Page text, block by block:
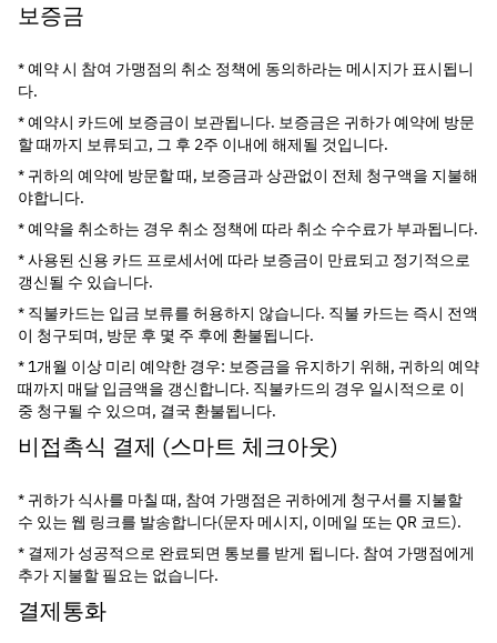
보증금
* 예약 시 참여 가맹점의 취소 정책에 동의하라는 메시지가 표시됩니
다.
* 예약시 카드에 보증금이 보관됩니다. 보증금은 귀하가 예약에 방문
할 때까지 보류되고, 그 후 2주 이내에 해제될 것입니다.
* 귀하의 예약에 방문할 때, 보증금과 상관없이 전체 청구액을 지불해
야합니다.
* 예약을 취소하는 경우 취소 정책에 따라 취소 수수료가 부과됩니다.
* 사용된 신용 카드 프로세서에 따라 보증금이 만료되고 정기적으로
갱신될 수 있습니다.
* 직불카드는 입금 보류를 허용하지 않습니다. 직불 카드는 즉시 전액
이 청구되며, 방문 후 몇 주 후에 환불됩니다.
* 1개월 이상 미리 예약한 경우: 보증금을 유지하기 위해, 귀하의 예약
때까지 매달 입금액을 갱신합니다. 직불카드의 경우 일시적으로 이
중 청구될 수 있으며, 결국 환불됩니다.
비접촉식 결제 (스마트 체크아웃)
* 귀하가 식사를 마칠 때, 참여 가맹점은 귀하에게 청구서를 지불할
수 있는 웹 링크를 발송합니다(문자 메시지, 이메일 또는 QR 코드).
* 결제가 성공적으로 완료되면 통보를 받게 됩니다. 참여 가맹점에게
추가 지불할 필요는 없습니다.
결제통화